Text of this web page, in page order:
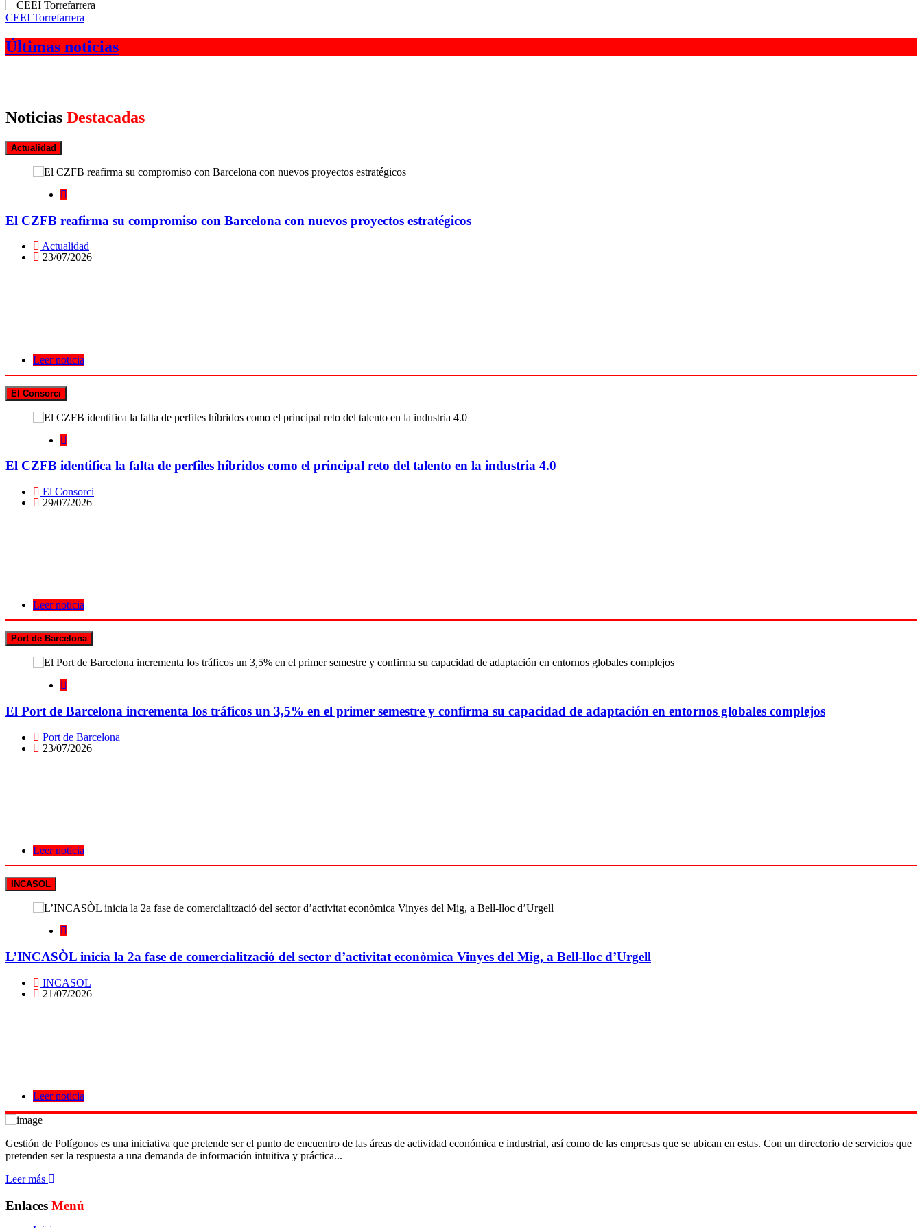
CEEI Torrefarrera
Últimas noticias
Noticias Destacadas
Actualidad
El CZFB reafirma su compromiso con Barcelona con nuevos proyectos estratégicos
Actualidad
23/07/2026
Leer noticia
El Consorci
El CZFB identifica la falta de perfiles híbridos como el principal reto del talento en la industria 4.0
El Consorci
29/07/2026
Leer noticia
Port de Barcelona
El Port de Barcelona incrementa los tráficos un 3,5% en el primer semestre y confirma su capacidad de adaptación en entornos globales complejos
Port de Barcelona
23/07/2026
Leer noticia
INCASOL
L’INCASÒL inicia la 2a fase de comercialització del sector d’activitat econòmica Vinyes del Mig, a Bell-lloc d’Urgell
INCASOL
21/07/2026
Leer noticia
Gestión de Polígonos es una iniciativa que pretende ser el punto de encuentro de las áreas de actividad económica e industrial, así como de las empresas que se ubican en estas. Con un directorio de servicios que
pretenden ser la respuesta a una demanda de información intuitiva y práctica...
Leer más
Enlaces Menú